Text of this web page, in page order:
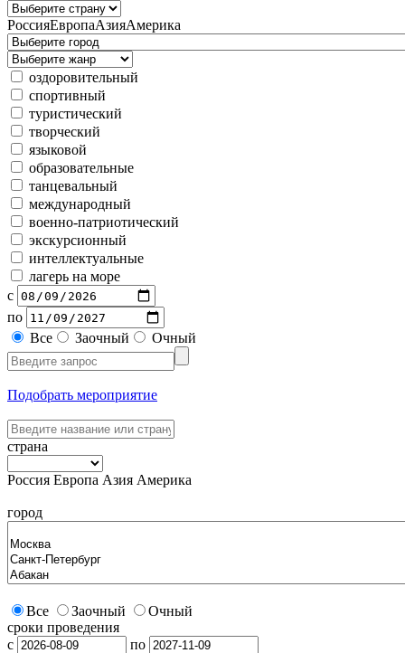
РоссияЕвропаАзияАмерика
оздоровительный
спортивный
туристический
творческий
языковой
образовательные
танцевальный
международный
военно-патриотический
экскурсионный
интеллектуальные
лагерь на море
с
по
Все
Заочный Очный
Подобрать мероприятие
страна
Россия Европа Азия Америка
город
Все Заочный
Очный
сроки проведения
с
по